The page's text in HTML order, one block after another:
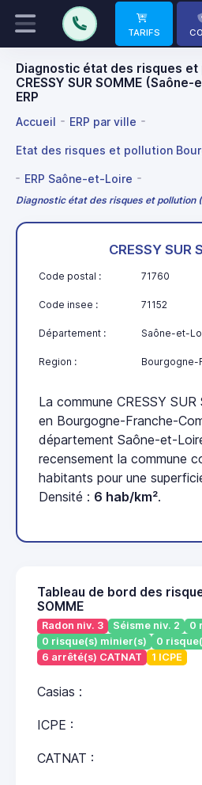
TARIFS
Diagnostic état des risques et
CRESSY SUR SOMME
ERP
Accueil ERP par ville
Etat des risques et pollution
ERP Saône-et-Loire
Diagnostic état des risques et pollution
CRESSY SUR
Code postal : 71760
Code insee : 71152
Département : Saône-et-
Region : Bourgogne-
La commune CRESSY
en Bourgogne-Franche-
département Saône-et-
recensement la commune
habitants pour une
Densité : 6 hab/km².
Tableau de bord des
SOMME
Radon niv. 3 Séisme niv. 2
0
0 risque(s) minier(s)
0
6 arrêté(s) CATNAT
1 ICPE
Casias :
ICPE :
CATNAT :